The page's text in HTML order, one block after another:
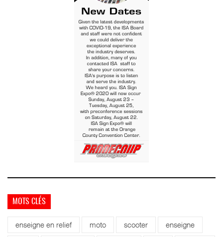
MOTS CLÉS
enseigne en relief moto scooter enseigne